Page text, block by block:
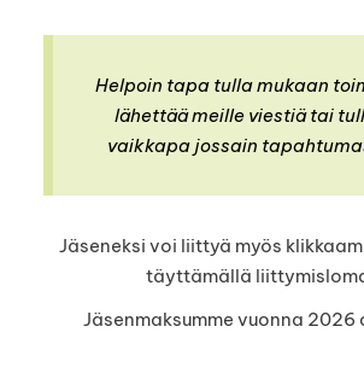
Helpoin tapa tulla mukaan
lähettää meille viestiä tai
vaikkapa jossain
Jäseneksi voi liittyä myös
täyttämällä
Jäsenmaksumme vuonna 2026